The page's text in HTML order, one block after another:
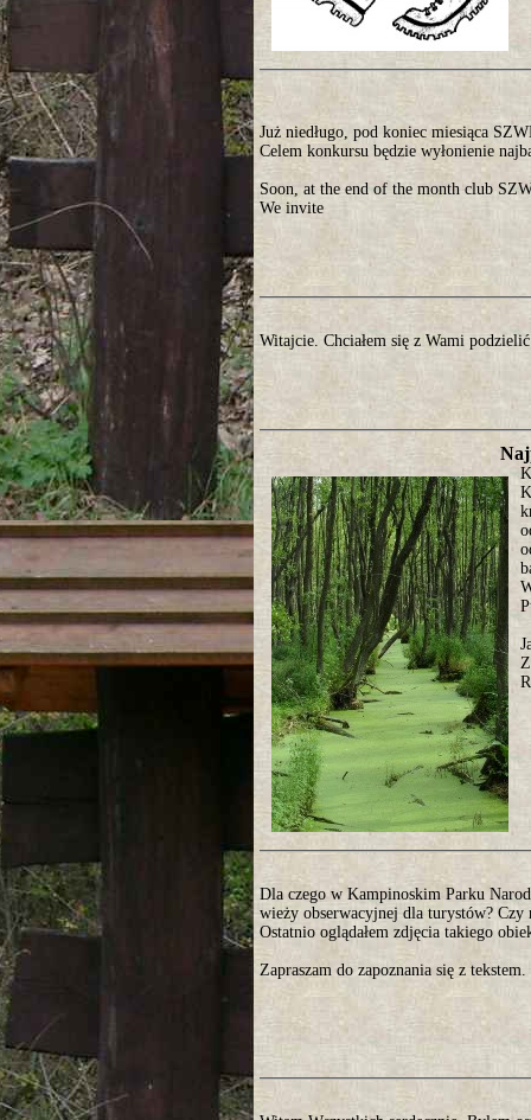
Już niedługo, pod koniec miesiąca
Celem konkursu będzie wyłonienie
Soon, at the end of the month club
We invite
Witajcie. Chciałem się z Wami
Dla czego w Kampinoskim Parku
wieży obserwacyjnej dla turystów? Czy
Ostatnio oglądałem zdjęcia takiego
Zapraszam do zapoznania się z tekstem.